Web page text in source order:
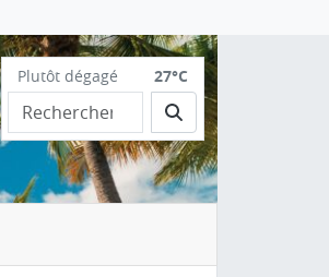
Plutôt dégagé 27°C
Rechercher